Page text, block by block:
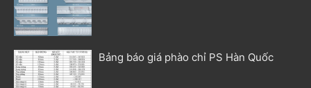
Bảng báo giá phào chỉ PS Hàn Quốc